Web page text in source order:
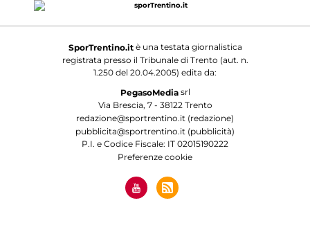
SporTrentino.itè una testata giornalistica
registrata presso il Tribunale di Trento (aut. n.
1.250 del 20.04.2005) edita da:
PegasoMediasrl
Via Brescia, 7 - 38122 Trento
redazione@sportrentino.it (redazione)
pubblicita@sportrentino.it (pubblicità)
P.I. e Codice Fiscale: IT 02015190222
Preferenze cookie